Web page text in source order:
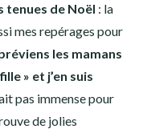
tenues de Noël : la
mes repérages pour
les mamans
» et j’en suis
pas immense pour
de jolies